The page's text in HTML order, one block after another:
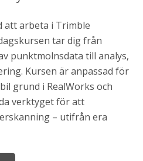
att arbeta i Trimble
tar dig från
punktmolnsdata till analys,
Kursen är anpassad för
grund i RealWorks och
verktyget för att
– utifrån era